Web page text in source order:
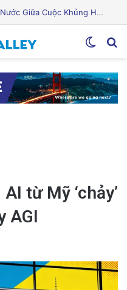
Quỹ Đất Silicon Valley Khởi Động Nâng Cấp Căn Hộ Cũ Kỹ Thuật Hiện Đại
từ Mỹ ‘chảy’
AGI